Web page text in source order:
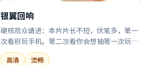
银翼回响
硬核观众请进：本片片长不短，伏笔多，第一
次看别玩手机。第二次看你会想抽第一次玩手
机的自己。
高清
流畅